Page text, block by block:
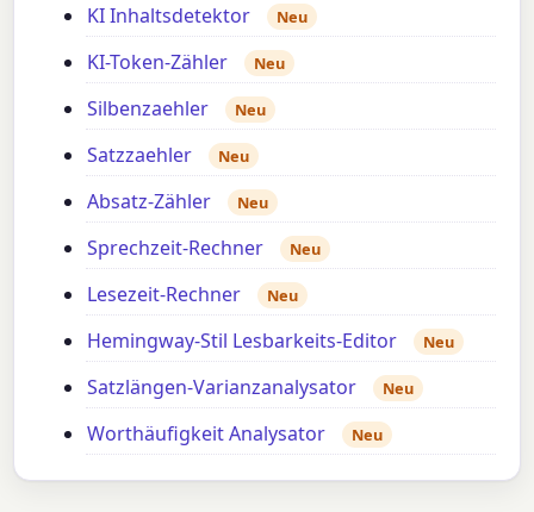
KI Inhaltsdetektor Neu
KI-Token-Zähler Neu
Silbenzaehler Neu
Satzzaehler Neu
Absatz-Zähler Neu
Sprechzeit-Rechner Neu
Lesezeit-Rechner Neu
Hemingway-Stil Lesbarkeits-Editor Neu
Satzlängen-Varianzanalysator Neu
Worthäufigkeit Analysator Neu